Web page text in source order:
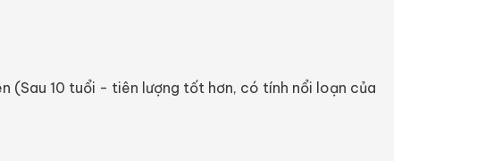
(Sau 10 tuổi - tiên lượng tốt hơn, có tính nổi loạn của